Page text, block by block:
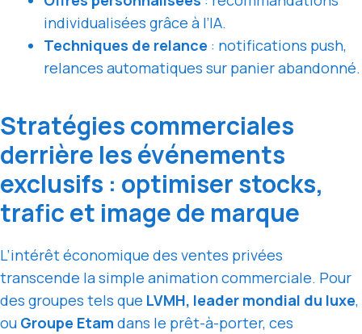
individualisées grâce à l’IA.
Techniques de relance : notifications push,
relances automatiques sur panier abandonné.
Stratégies commerciales
derrière les événements
exclusifs : optimiser stocks,
trafic et image de marque
L’intérêt économique des ventes privées
transcende la simple animation commerciale. Pour
des groupes tels que LVMH, leader mondial du luxe,
ou Groupe Etam dans le prêt-à-porter, ces